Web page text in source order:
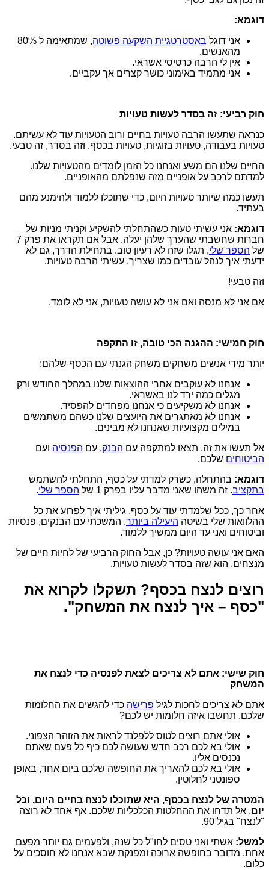
דוגמא:
אני דוגל באסטרטגיית השקעה פשוטה
, שמתאימה ל 80%
מהאנשים.
אין לי הרבה כרטיסי אשראי.
אני מתמיד באימוני כושר קצרים אך עקביים.
חוק רביעי: זה בסדר לעשות טעויות
כנראה שתעשו הרבה טעויות בחיים ורוב הטעויות עוד לא עשיתם.
טעויות בעבודה, טעויות בזוגיות, טעויות בכסף. וזה בסדר, זה טבעי.
החיים שלנו הם משע ואנחנו כל הזמן לומדים מהטעויות שלנו.
למדתם לרכב על אופניים מזה שנפלתם מהאופניים.
תעשו כמה שיותר טעויות היום, כדי שתוכלו ללמוד ולהימנע מהם
בעתיד.
דוגמא: אני עשיתי טעות כשהתחלתי להשקיע וקניתי מניות של
חברות שחשבתי שהערך שלהן יעלה. אבל אם תקראו את פרק 7
של הספר שלי, תגלו שזה לא רעיון טוב. בתחילת הדרך, גם לא
ידעתי איך לנהל עובדים כמו שצריך. עשיתי הרבה טעויות.
וזה טבעי!
אם אני לא מנסה ואם אני לא עושה טעויות, אני לא לומד.
חוק חמישי: ההגנה הכי טובה, זו התקפה
יותר מידי אנשים משחקים משחק הגנתי עם הכסף שלהם:
אנחנו לא עוקבים אחרי ההוצאות שלנו במהלך החודש ורק
מגלים כמה ירד לנו באשראי.
אנחנו לא משקיעים כי אנחנו מפחדים להפסיד.
אנחנו לא מאתגרים את היועצים שלנו כשהם משתמשים
במילים מקצועיות שאנחנו לא מבינים.
אל תעשו את זה. תצאו למתקפה עם הבנק, עם הפנסיה ועם
הביטוחים שלכם.
דוגמא: בהתחלה, כשרק למדתי על כסף, התחלתי להשתמש
בתקציב. זה משהו שאני מדבר עליו בפרק 1 של הספר שלי.
אחר כך, ככל שלמדתי עוד על כסף, גיליתי איך לפרוע את כל
ההלוואות שלי בשיטה היעילה ביותר. המשכתי עם הבנקים, פנסיות
וביטוחים ואני עד היום ממשיך ללמוד.
האם אני עושה טעויות? כן, אבל החוק הרביעי של לחיות חיים של
מנצחים, הוא שזה בסדר לעשות טעויות.
רוצים לנצח בכסף? תשקלו לקרוא את
"כסף – איך לנצח את המשחק".
חוק שישי: אתם לא צריכים לצאת לפנסיה כדי לנצח את
המשחק
אתם לא צריכים לחכות לגיל פרישה כדי להגשים את החלומות
שלכם. תחשבו איזה חלומות יש לכם?
אולי אתם רוצים לטוס ללפלנד לראות את הזוהר הצפוני.
אולי בא לכם רכב חדש שעושה לכם כיף כל פעם שאתם
נכנסים אליו.
אולי בא לכם להאריך את החופשה שלכם ביום אחד, באופן
ספונטני לחלוטין.
המטרה של לנצח בכסף, היא שתוכלו לנצח בחיים היום, וכל
יום. אל תדחו את ההחלטות הכלכליות שלכם. אף אחד לא רוצה
"לנצח" בגיל 90.
למשל: אשתי ואני טסים לחו"ל כל שנה, ולפעמים גם יותר מפעם
אחת. מדובר בחופשה ארוכה ומפנקת שבא אנחנו לא חוסכים על
כלום.